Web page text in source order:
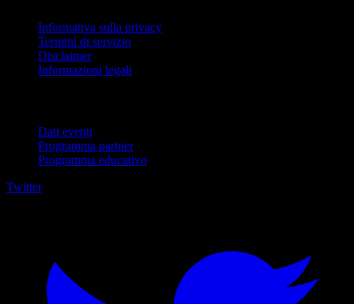
Informativa sulla privacy
Termini di servizio
Disclaimer
Informazioni legali
Dati eventi
Programma partner
Programma educativo
Twitter